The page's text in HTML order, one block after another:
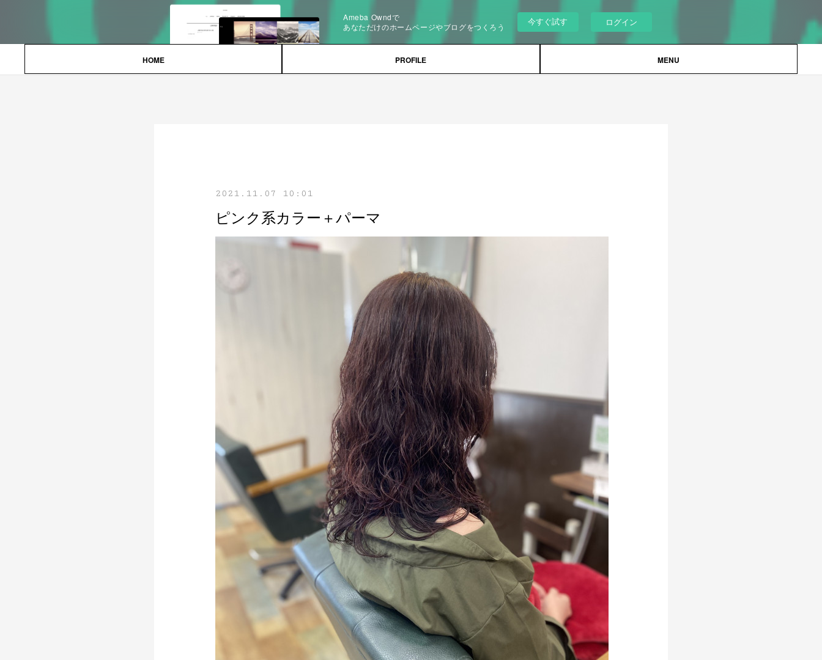
Ameba Owndで
あなただけのホームページやブログをつくろう
今すぐ試す ログイン
HOME PROFILE MENU
2021.11.07 10:01
ピンク系カラー＋パーマ